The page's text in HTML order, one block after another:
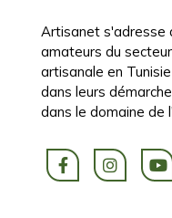
Artisanet s'adresse
amateurs du
artisanale en
dans leurs
dans le domaine de